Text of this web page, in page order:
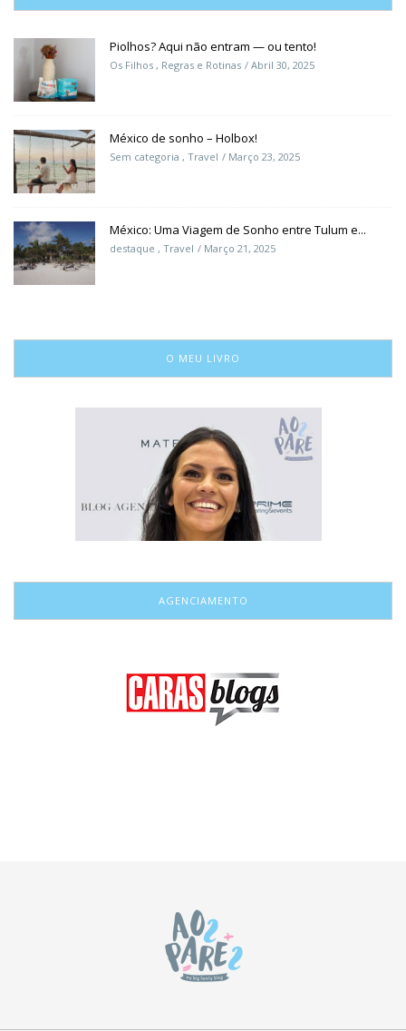
Piolhos? Aqui não entram — ou tento!
Os Filhos , Regras e Rotinas Abril 30, 2025
México de sonho – Holbox!
Sem categoria , Travel Março 23, 2025
México: Uma Viagem de Sonho entre Tulum e...
destaque , Travel Março 21, 2025
O MEU LIVRO
AGENCIAMENTO